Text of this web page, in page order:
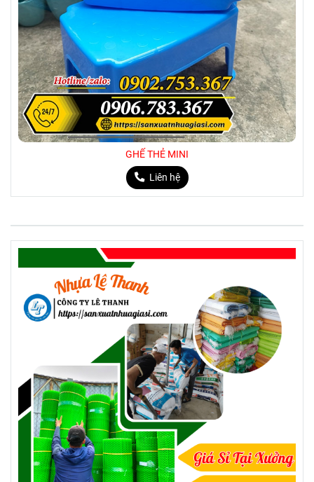
dương, nâu, hồng, đỏ,… mang đến cho
khách hàng nhiều lựa chọn phù hợp với
sở thích.
So với các loại bàn gỗ, bàn inox thì bàn
nhựa có giá thành rẻ, phù hợp với đại đa
số khách hàng. Hơn nữa, khách hàng có
thể tìm đến những nhà phân phối tận
xưởng như Lê Thanh để muabàn nhựa
GHẾ THẺ MINI
Liên hệ